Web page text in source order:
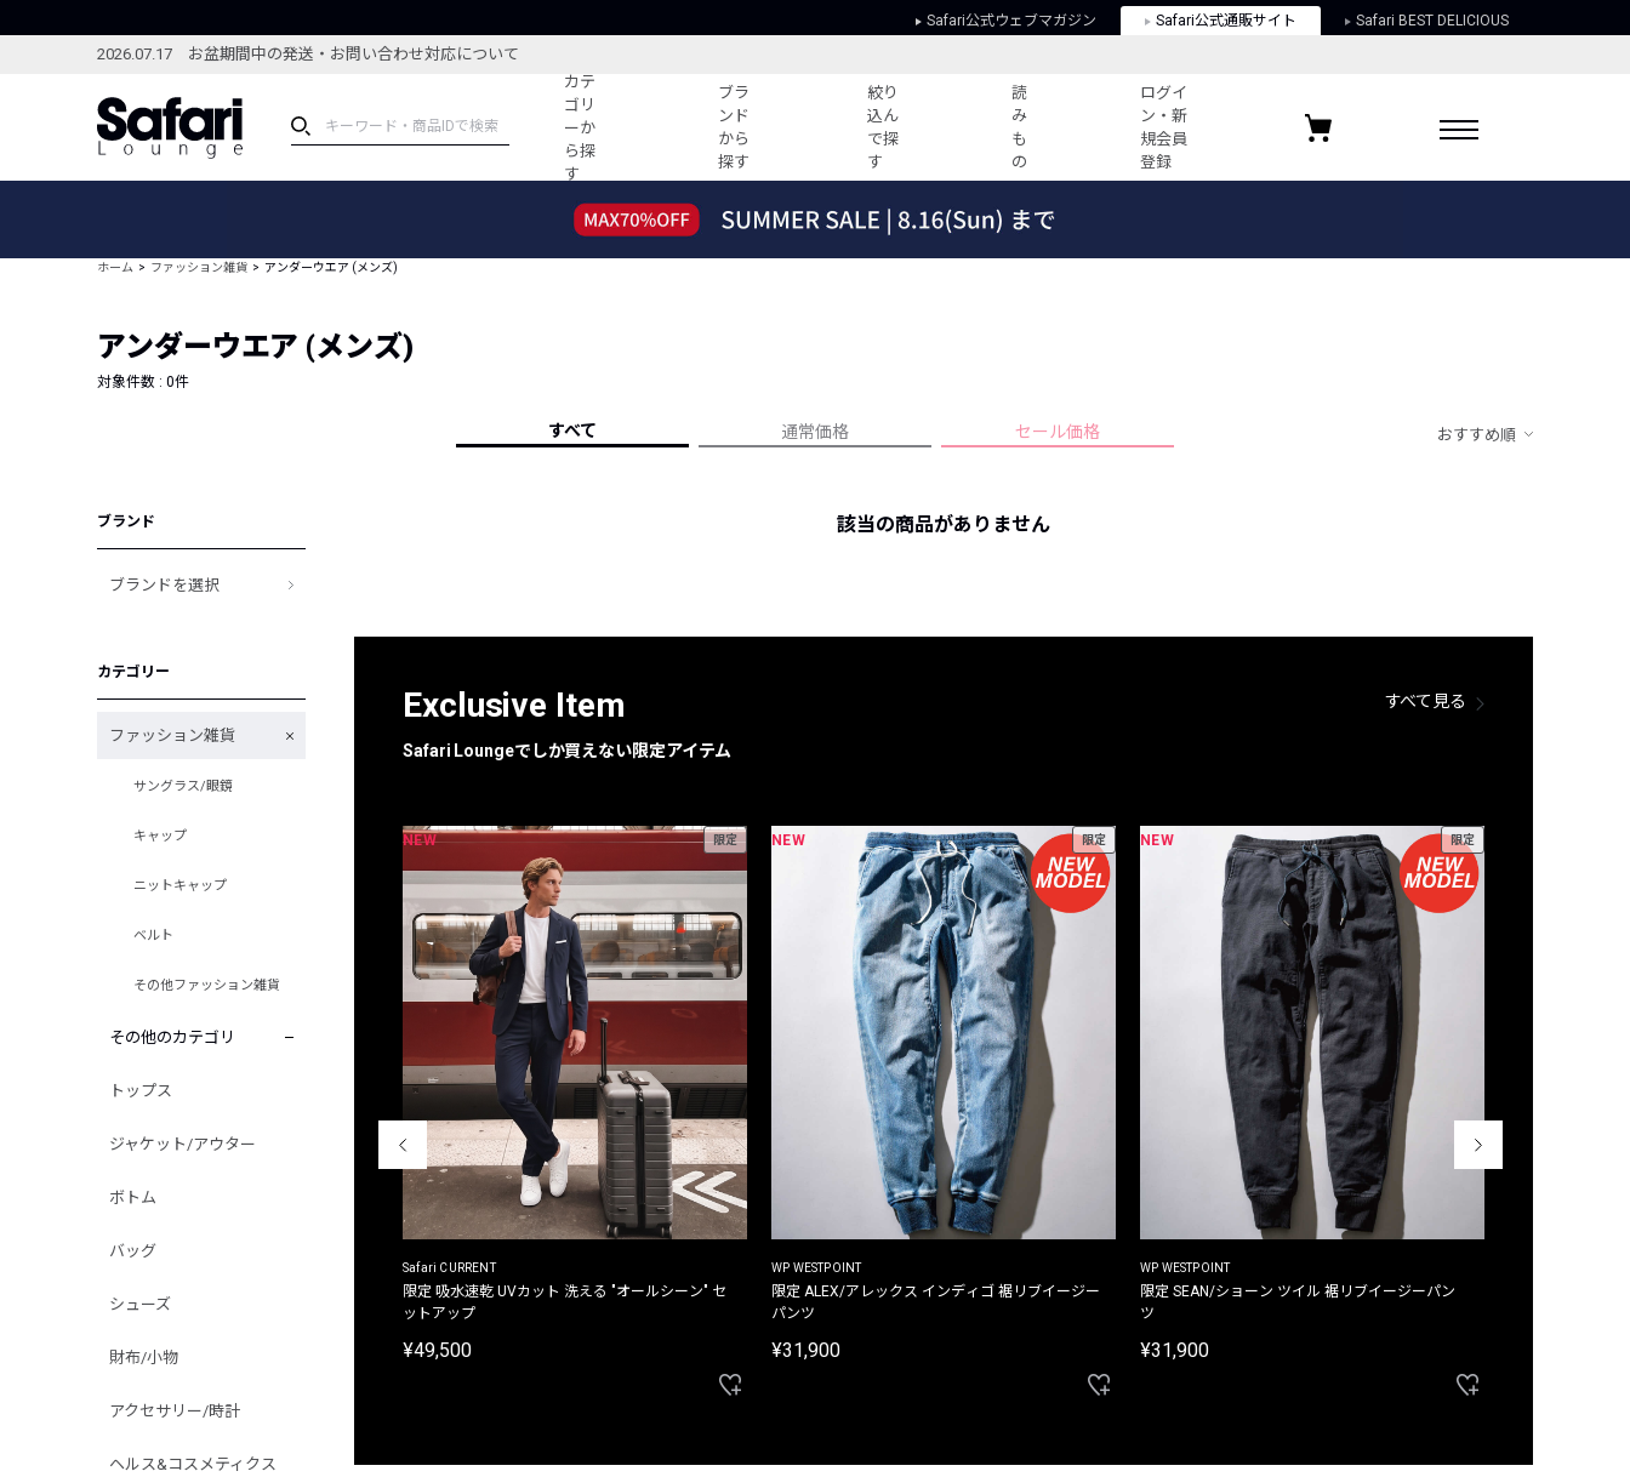
Safari公式ウェブマガジン Safari公式通販サイト Safari BEST DELICIOUS
2026.07.17 お盆期間中の発送・お問い合わせ対応について
カテ
ゴリ
ーか
ら探
す
ブラ
ンド
から
探す
絞り
込ん
で探
す
読
み
も
の
ログイ
ン・新
規会員
登録
ブランドから探す
新着アイテム
編集部のおすすめアイテム
特集記事
コーディネート
すべての記事
人気記事ランキング
フォーカスブランド
プライバシーポリシー
お気に入りブランド
ホーム ファッション雑貨 アンダーウエア (メンズ)
アンダーウエア (メンズ)
対象件数 : 0件
すべて 通常価格 セール価格 おすすめ順
ブランド
ブランドを選択
カテゴリー
ファッション雑貨
サングラス/眼鏡
キャップ
ニットキャップ
ベルト
その他ファッション雑貨
その他のカテゴリ
トップス
ジャケット/アウター
ボトム
バッグ
シューズ
財布/小物
アクセサリー/時計
ヘルス&コスメティクス
該当の商品がありません
Exclusive Item
Safari Loungeでしか買えない限定アイテム
すべて見る
NEW 限定
Safari CURRENT
限定 吸水速乾 UVカット 洗える "オールシーン" セ
ットアップ
¥49,500
NEW 限定
WP WESTPOINT
限定 ALEX/アレックス インディゴ 裾リブイージー
パンツ
¥31,900
NEW 限定
WP WESTPOINT
限定 SEAN/ショーン ツイル 裾リブイージーパン
ツ
¥31,900